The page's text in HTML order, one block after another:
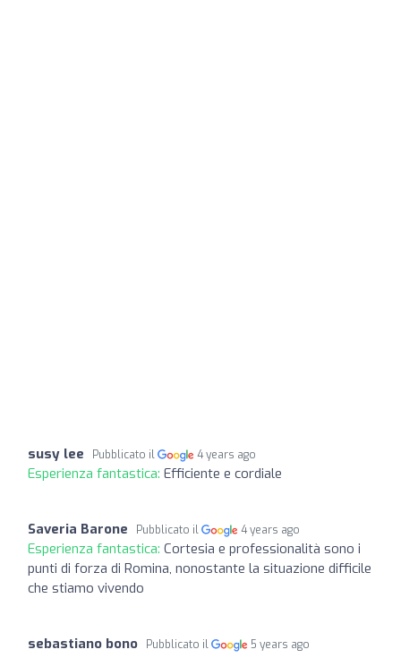
susy lee Pubblicato il 4 years ago
Esperienza fantastica: Efficiente e cordiale
Saveria Barone Pubblicato il 4 years ago
Esperienza fantastica: Cortesia e professionalità sono i
punti di forza di Romina, nonostante la situazione difficile
che stiamo vivendo
sebastiano bono Pubblicato il 5 years ago